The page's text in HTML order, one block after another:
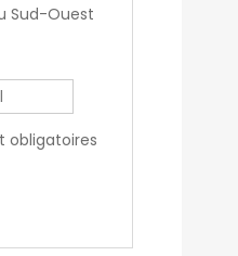
Sud-Ouest
obligatoires